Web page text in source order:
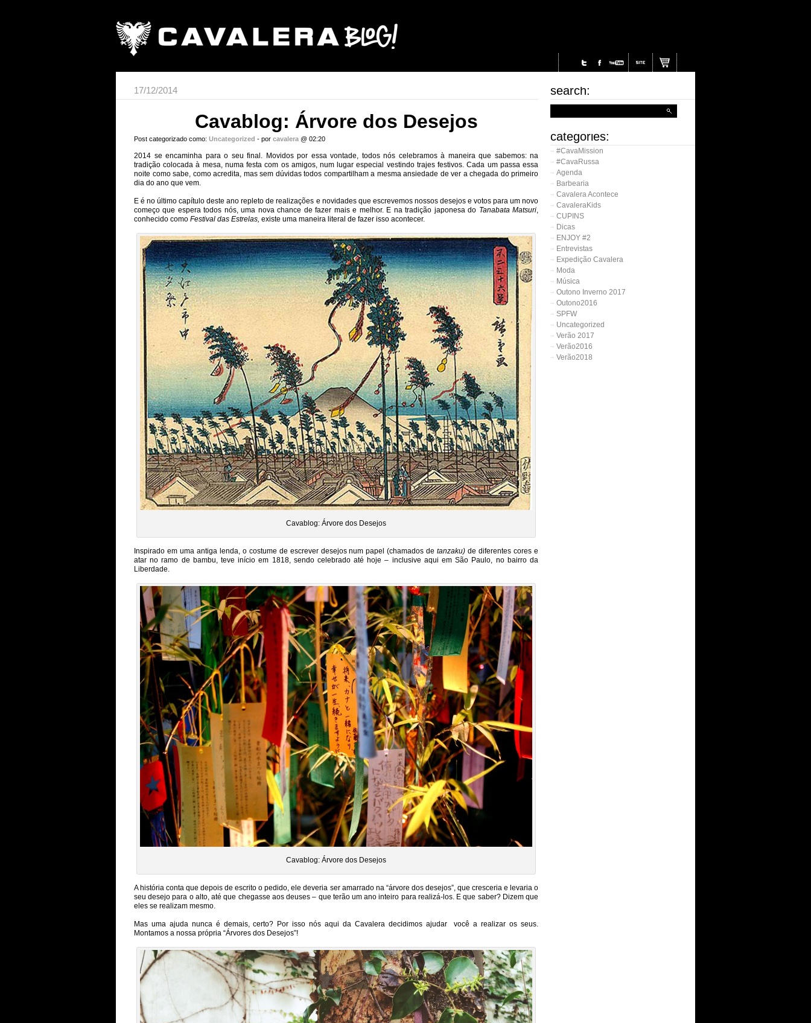
17/12/2014
Cavablog: Árvore dos Desejos
Post categorizado como: Uncategorized - por cavalera @ 02:20
2014 se encaminha para o seu final. Movidos por essa vontade, todos nós celebramos à maneira que sabemos: na
tradição colocada à mesa, numa festa com os amigos, num lugar especial vestindo trajes festivos. Cada um passa essa
noite como sabe, como acredita, mas sem dúvidas todos compartilham a mesma ansiedade de ver a chegada do primeiro
dia do ano que vem.
E é no último capítulo deste ano repleto de realizações e novidades que escrevemos nossos desejos e votos para um novo
começo que espera todos nós, uma nova chance de fazer mais e melhor. E na tradição japonesa do Tanabata Matsuri,
conhecido como Festival das Estrelas, existe uma maneira literal de fazer isso acontecer.
Cavablog: Árvore dos Desejos
Inspirado em uma antiga lenda, o costume de escrever desejos num papel (chamados detanzaku)de diferentes cores e
atar no ramo de bambu, teve início em 1818, sendo celebrado até hoje – inclusive aqui em São Paulo, no bairro da
Liberdade.
Cavablog: Árvore dos Desejos
A história conta que depois de escrito o pedido, ele deveria ser amarrado na “árvore dos desejos”, que cresceria e levaria o
seu desejo para o alto, até que chegasse aos deuses – que terão um ano inteiro para realizá-los. E que saber? Dizem que
eles se realizam mesmo.
Mas uma ajuda nunca é demais, certo? Por isso nós aqui da Cavalera decidimos ajudar você a realizar os seus.
Montamos a nossa própria “Árvores dos Desejos”!
search:
categories:
#CavaMission
#CavaRussa
Agenda
Barbearia
Cavalera Acontece
CavaleraKids
CUPINS
Dicas
ENJOY #2
Entrevistas
Expedição Cavalera
Moda
Música
Outono Inverno 2017
Outono2016
SPFW
Uncategorized
Verão 2017
Verão2016
Verão2018